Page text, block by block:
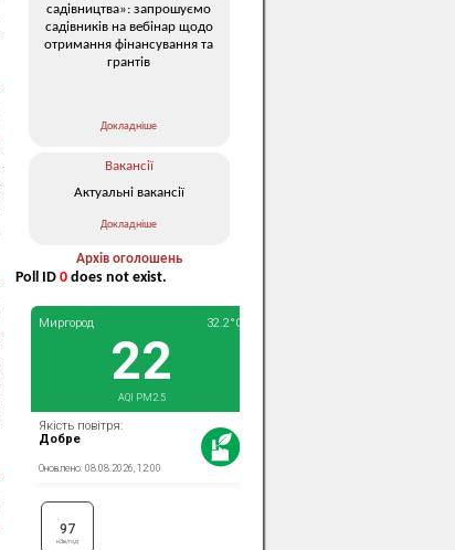
садівництва»: запрошуємо
садівників на вебінар щодо
отримання фінансування та
грантів
Докладніше
Вакансії
Актуальні вакансії
Докладніше
Архів оголошень
Poll ID 0 does not exist.